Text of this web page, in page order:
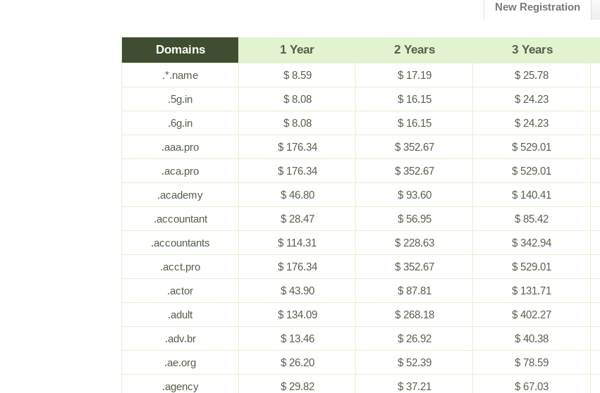
New Registration
Domains 1 Year 2 Years 3 Years
.*.name $ 8.59 $ 17.19 $ 25.78
.5g.in
$ 8.08 $ 16.15 $ 24.23
.6g.in
$ 8.08 $ 16.15 $ 24.23
.aaa.pro
$ 176.34 $ 352.67 $ 529.01
.aca.pro
$ 176.34 $ 352.67 $ 529.01
.academy
$ 46.80 $ 93.60 $ 140.41
.accountant
$ 28.47 $ 56.95 $ 85.42
.accountants
$ 114.31 $ 228.63 $ 342.94
.acct.pro
$ 176.34 $ 352.67 $ 529.01
.actor
$ 43.90 $ 87.81 $ 131.71
.adult
$ 134.09 $ 268.18 $ 402.27
.adv.br
$ 13.46 $ 26.92 $ 40.38
.ae.org
$ 26.20 $ 52.39 $ 78.59
.agency
$ 29.82 $ 37.21 $ 67.03